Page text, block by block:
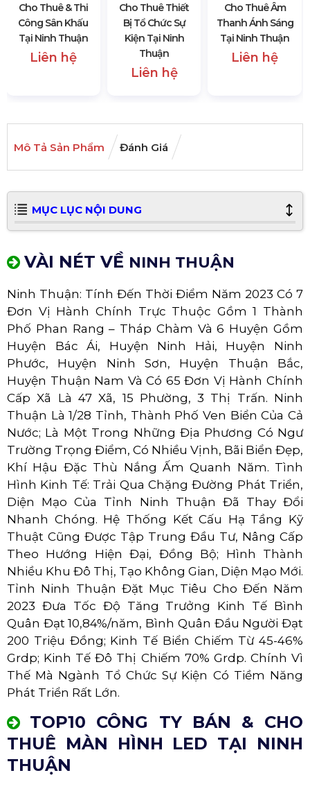
Cho Thuê & Thi
Công Sân Khấu
Tại Ninh Thuận
Liên hệ
Cho Thuê Thiết
Bị Tổ Chức Sự
Kiện Tại Ninh
Thuận
Liên hệ
Cho Thuê Âm
Thanh Ánh Sáng
Tại Ninh Thuận
Liên hệ
Mô Tả Sản Phẩm Đánh Giá
MỤC LỤC NỘI DUNG
VÀI NÉT VỀ NINH THUẬN
Ninh Thuận: Tính Đến Thời Điểm Năm 2023 Có 7
Đơn Vị Hành Chính Trực Thuộc Gồm 1 Thành
Phố Phan Rang – Tháp Chàm Và 6 Huyện Gồm
Huyện Bác Ái, Huyện Ninh Hải, Huyện Ninh
Phước, Huyện Ninh Sơn, Huyện Thuận Bắc,
Huyện Thuận Nam Và Có 65 Đơn Vị Hành Chính
Cấp Xã Là 47 Xã, 15 Phường, 3 Thị Trấn. Ninh
Thuận Là 1/28 Tỉnh, Thành Phố Ven Biển Của Cả
Nước; Là Một Trong Những Địa Phương Có Ngư
Trường Trọng Điểm, Có Nhiều Vịnh, Bãi Biển Đẹp,
Khí Hậu Đặc Thù Nắng Ấm Quanh Năm. Tình
Hình Kinh Tế: Trải Qua Chặng Đường Phát Triển,
Diện Mạo Của Tỉnh Ninh Thuận Đã Thay Đổi
Nhanh Chóng. Hệ Thống Kết Cấu Hạ Tầng Kỹ
Thuật Cũng Được Tập Trung Đầu Tư, Nâng Cấp
Theo Hướng Hiện Đại, Đồng Bộ; Hình Thành
Nhiều Khu Đô Thị, Tạo Không Gian, Diện Mạo Mới.
Tỉnh Ninh Thuận Đặt Mục Tiêu Cho Đến Năm
2023 Đưa Tốc Độ Tăng Trưởng Kinh Tế Bình
Quân Đạt 10,84%/năm, Bình Quân Đầu Người Đạt
200 Triệu Đồng; Kinh Tế Biển Chiếm Từ 45-46%
Grdp; Kinh Tế Đô Thị Chiếm 70% Grdp. Chính Vì
Thế Mà Ngành Tổ Chức Sự Kiện Có Tiềm Năng
Phát Triển Rất Lớn.
TOP10 CÔNG TY BÁN & CHO
THUÊ MÀN HÌNH LED TẠI NINH
THUẬN